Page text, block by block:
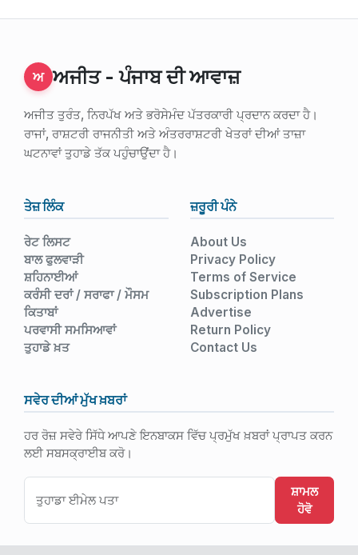
ਅ ਅਜੀਤ - ਪੰਜਾਬ ਦੀ ਆਵਾਜ਼
ਅਜੀਤ ਤੁਰੰਤ, ਨਿਰਪੱਖ ਅਤੇ ਭਰੋਸੇਮੰਦ ਪੱਤਰਕਾਰੀ ਪ੍ਰਦਾਨ ਕਰਦਾ ਹੈ।
ਰਾਜਾਂ, ਰਾਸ਼ਟਰੀ ਰਾਜਨੀਤੀ ਅਤੇ ਅੰਤਰਰਾਸ਼ਟਰੀ ਖੇਤਰਾਂ ਦੀਆਂ ਤਾਜ਼ਾ
ਘਟਨਾਵਾਂ ਤੁਹਾਡੇ ਤੱਕ ਪਹੁੰਚਾਉਂਦਾ ਹੈ।
ਤੇਜ਼ ਲਿੰਕ
ਰੇਟ ਲਿਸਟ
ਬਾਲ ਫੁਲਵਾੜੀ
ਸ਼ਹਿਨਾਈਆਂ
ਕਰੰਸੀ ਦਰਾਂ / ਸਰਾਫਾ / ਮੌਸਮ
ਕਿਤਾਬਾਂ
ਪਰਵਾਸੀ ਸਮਸਿਆਵਾਂ
ਤੁਹਾਡੇ ਖ਼ਤ
ਜ਼ਰੂਰੀ ਪੰਨੇ
About Us
Privacy Policy
Terms of Service
Subscription Plans
Advertise
Return Policy
Contact Us
ਸਵੇਰ ਦੀਆਂ ਮੁੱਖ ਖ਼ਬਰਾਂ
ਹਰ ਰੋਜ਼ ਸਵੇਰੇ ਸਿੱਧੇ ਆਪਣੇ ਇਨਬਾਕਸ ਵਿੱਚ ਪ੍ਰਮੁੱਖ ਖ਼ਬਰਾਂ ਪ੍ਰਾਪਤ ਕਰਨ
ਲਈ ਸਬਸਕ੍ਰਾਈਬ ਕਰੋ।
ਸ਼ਾਮਲ
ਹੋਵੋ